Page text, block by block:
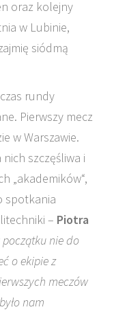
oraz kolejny
w Lubinie,
siódmą
rundy
Pierwszy mecz
w Warszawie.
szczęśliwa i
„akademików“,
spotkania
– Piotra
początku nie do
o ekipie z
meczów
nam